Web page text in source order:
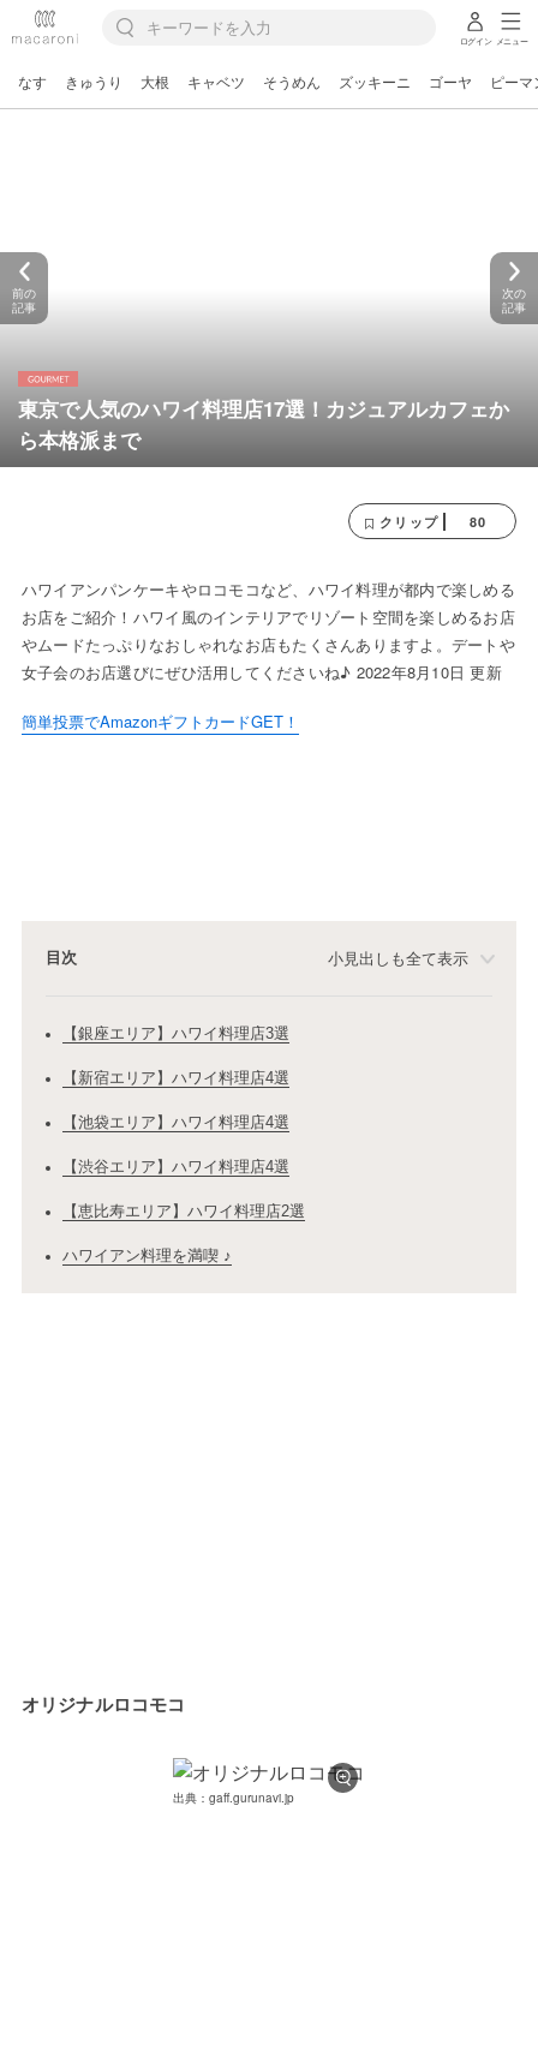
ログイン メニュー
なす きゅうり 大根 キャベツ そうめん ズッキーニ ゴーヤ ピーマ
東京で人気のハワイ料理店17選！カジュアルカフェか
ら本格派まで
前の
記事
次の
記事
クリップ 80
ハワイアンパンケーキやロコモコなど、ハワイ料理が都内で楽しめる
お店をご紹介！ハワイ風のインテリアでリゾート空間を楽しめるお店
やムードたっぷりなおしゃれなお店もたくさんありますよ。デートや
女子会のお店選びにぜひ活用してくださいね♪ 2022年8月10日 更新
簡単投票でAmazonギフトカードGET！
目次 小見出しも全て表示
【銀座エリア】ハワイ料理店3選
【新宿エリア】ハワイ料理店4選
【池袋エリア】ハワイ料理店4選
【渋谷エリア】ハワイ料理店4選
【恵比寿エリア】ハワイ料理店2選
ハワイアン料理を満喫 ♪
オリジナルロコモコ
出典：gaff.gurunavi.jp